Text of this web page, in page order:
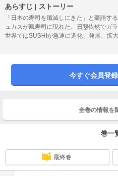
あらすじ | ストーリー
「日本の寿司を殲滅しにきた」と豪語す
ュカスが鳳寿司に現れた。旧態依然でガ
世界ではSUSHIが急速に進化、発展、拡
将太は、ダビッドの作る寿司を見て、世
今すぐ会員登
全巻の情報を
巻一
最終巻